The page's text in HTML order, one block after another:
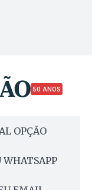
50 ANOS
OPÇÃO
WHATSAPP